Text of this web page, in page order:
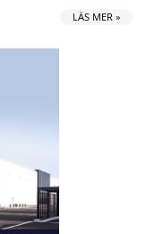
LÄS MER »